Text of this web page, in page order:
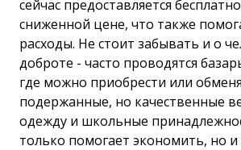
сейчас предоставляется
сниженной цене, что также
расходы. Не стоит забывать и о
доброте - часто проводятся
где можно приобрести или
подержанные, но качественные
одежду и школьные
только помогает экономить, но и